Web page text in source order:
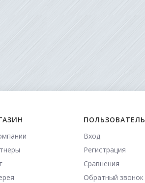
ПОЛЬЗОВАТЕЛЬ
Вход
Регистрация
Сравнения
Обратный звонок